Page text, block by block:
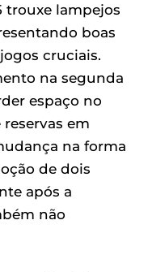
trouxe lampejos
boas
cruciais.
na segunda
espaço no
em
na forma
de dois
após a
não